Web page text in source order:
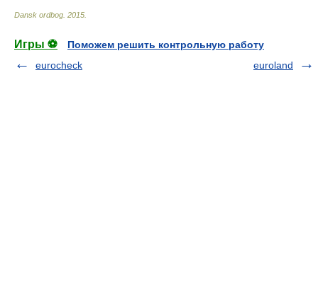
Dansk ordbog 2015
Игры ⚽
Поможем решить контрольную работу
eurocheck
euroland